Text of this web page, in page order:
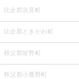
比企郡吉見町
比企郡ときがわ町
秩父郡皆野町
秩父郡小鹿野町